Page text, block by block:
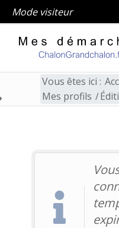
Mode visiteur
Vous êtes ici :
Mes profils /
Édition